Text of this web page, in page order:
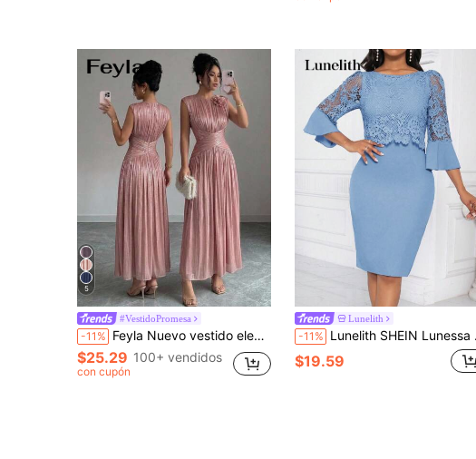
5
#VestidoPromesa
-11% Feyla Nuevo vestido elegante y romántico con pliegues en la cintura y flores 3D para vacaciones
$25.29 100+ vendidos
con cupón
Lunelith
-11% Lunelith SHEIN Lunessa Vestido midi ajustado con mangas de campana, con detalles de encaje y diseño de parches de unicolor, elegante y simple, para uso diario
$19.59